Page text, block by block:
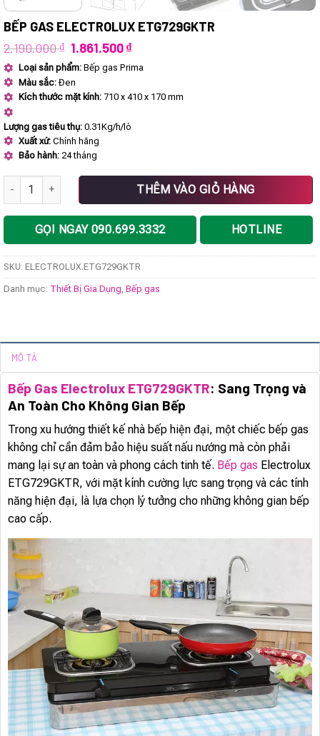
BẾP GAS ELECTROLUX ETG729GKTR
2.190.000₫ Giá
gốc
là:
2.190.000 ₫.
1.861.500₫Giá
tại
1.861.500 ₫.
Loại sản phẩm: Bếp gas Prima
Màu sắc: Đen
Kích thước mặt kính: 710 x 410 x 170 mm
Lượng gas tiêu thụ: 0.31Kg/h/lò
Xuất xứ: Chính hãng
Bảo hành: 24 tháng
Bếp gas Electrolux ETG729GKTR số lượngTHÊM VÀO GIỎ HÀNG
GỌI NGAY 090.699.3332 HOTLINE
SKU: ELECTROLUX.ETG729GKTR
Danh mục: Thiết Bị Gia Dụng Bếp gas
MÔ TẢ
Bếp Gas Electrolux ETG729GKTR: Sang Trọng và
An Toàn Cho Không Gian Bếp
Trong xu hướng thiết kế nhà bếp hiện đại, một chiếc bếp gas
không chỉ cần đảm bảo hiệu suất nấu nướng mà còn phải
mang lại sự an toàn và phong cách tinh tế. Bếp gas Electrolux
ETG729GKTR, với mặt kính cường lực sang trọng và các tính
năng hiện đại, là lựa chọn lý tưởng cho những không gian bếp
cao cấp.